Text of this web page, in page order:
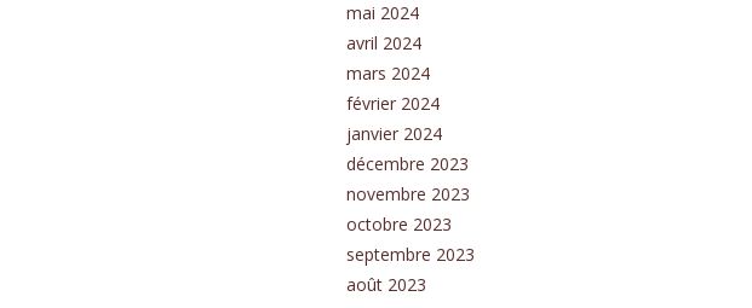
mai 2024
avril 2024
mars 2024
février 2024
janvier 2024
décembre 2023
novembre 2023
octobre 2023
septembre 2023
août 2023